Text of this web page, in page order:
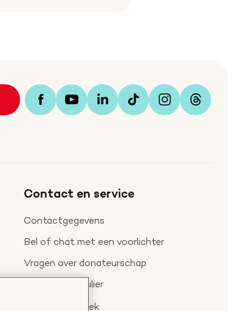
Contact en service
Contactgegevens
Bel of chat met een voorlichter
Vragen over donateurschap
Klachtenformulier
Check je gesprek
BezoekBezoekBezoekBezoekBezoekBezoek